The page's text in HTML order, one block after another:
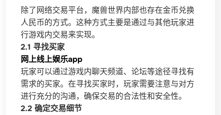
除了网络交易平台，魔兽世界内部也存在金币兑换
人民币的方式。这种方式主要是通过与其他玩家进
行游戏内交易来实现。
2.1 寻找买家
网上线上娱乐app
玩家可以通过游戏内聊天频道、论坛等途径寻找有
需求的买家。在寻找买家时，玩家需要注意与对方
进行充分的沟通，确保交易的合法性和安全性。
2.2 确定交易细节